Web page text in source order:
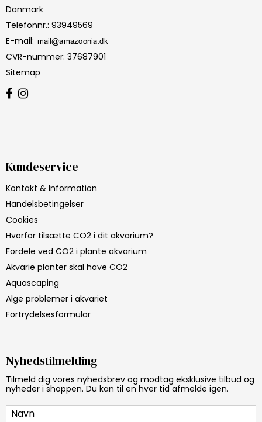
Danmark
Telefonnr.: 93949569
E-mail:
CVR-nummer: 37687901
Sitemap
Kundeservice
Kontakt & Information
Handelsbetingelser
Cookies
Hvorfor tilsætte CO2 i dit akvarium?
Fordele ved CO2 i plante akvarium
Akvarie planter skal have CO2
Aquascaping
Alge problemer i akvariet
Fortrydelsesformular
Nyhedstilmelding
Tilmeld dig vores nyhedsbrev og modtag eksklusive tilbud og
nyheder i shoppen. Du kan til en hver tid afmelde igen.